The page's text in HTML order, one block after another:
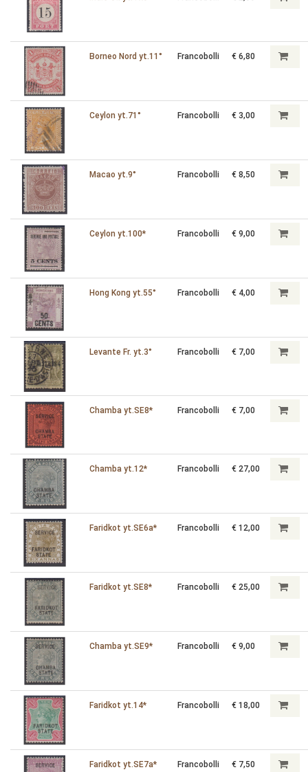
Borneo Nord yt.11° Francobolli € 6,80
Ceylon yt.71° Francobolli € 3,00
Macao yt.9° Francobolli € 8,50
Ceylon yt.100* Francobolli € 9,00
Hong Kong yt.55° Francobolli € 4,00
Levante Fr. yt.3° Francobolli € 7,00
Chamba yt.SE8* Francobolli € 7,00
Chamba yt.12* Francobolli € 27,00
Faridkot yt.SE6a* Francobolli € 12,00
Faridkot yt.SE8* Francobolli € 25,00
Chamba yt.SE9* Francobolli € 9,00
Faridkot yt.14* Francobolli € 18,00
Faridkot yt.SE7a* Francobolli € 7,50